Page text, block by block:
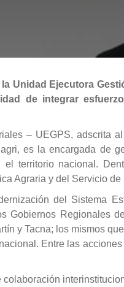
Unidad Ejecutora
de integrar
– UEGPS, adscrita
es la encargada de
territorio nacional.
Agraria y del Servicio
del Sistema
Gobiernos Regionales
y Tacna; los mismos
Entre las